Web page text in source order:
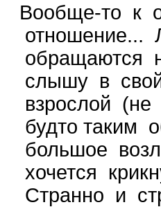
Вообще-то к
отношение...
обращаются
слышу в
взрослой (не
будто таким
большое
хочется
Странно и